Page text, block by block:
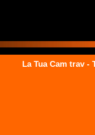
La Tua Cam trav -